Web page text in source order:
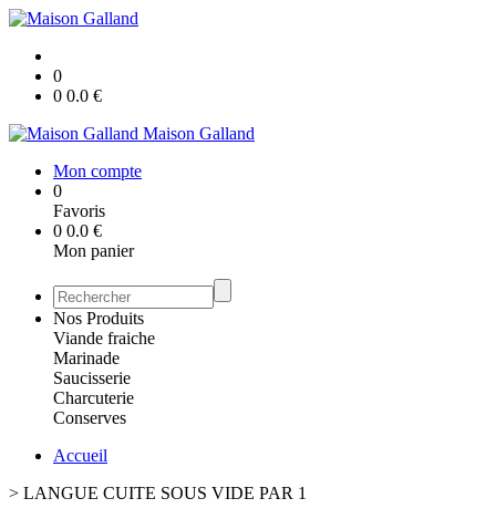
0
0 0.0 €
Maison Galland
Mon compte
0
Favoris
0 0.0 €
Mon panier
Nos Produits
Viande fraiche
Marinade
Saucisserie
Charcuterie
Conserves
Accueil
> LANGUE CUITE SOUS VIDE PAR 1